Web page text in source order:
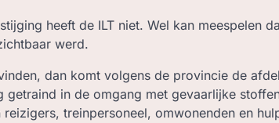
heeft de ILT niet. Wel kan meespelen
werd.
dan komt volgens de provincie de
getraind in de omgang met gevaarlijke
treinpersoneel, omwonenden en